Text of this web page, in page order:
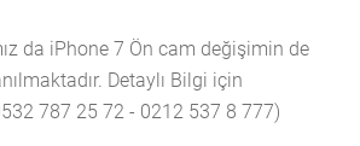
da iPhone 7 Ön cam değişimin de
Detaylı Bilgi için
787 25 72 - 0212 537 8 777)